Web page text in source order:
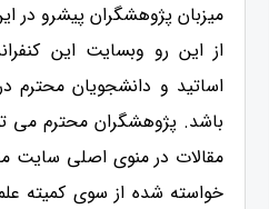
میزبان پژوهشگران پیشرو در
از این رو وبسایت این
اساتید و دانشجویان
باشد. پژوهشگران محترم می
مقالات در منوی اصلی سایت
خواسته شده از سوی کمیته